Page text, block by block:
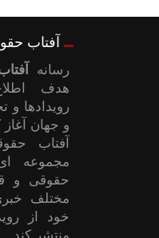
آفتاب
رسانه
هدف
رویدادها
و جهان آغاز
آفتاب
مجموعه
حقوقی و
مختلف
خود از
منتشر کند.